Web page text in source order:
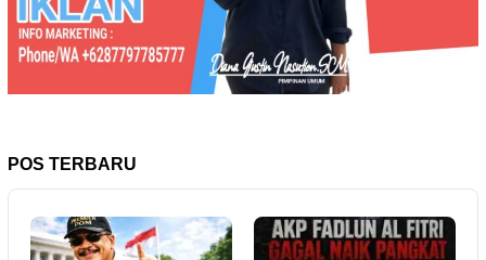
POS TERBARU